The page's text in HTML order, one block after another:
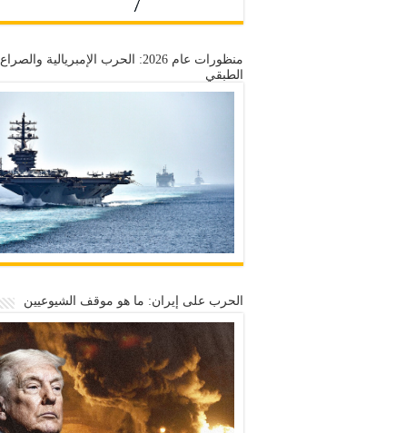
منظورات عام 2026: الحرب الإمبريالية والصراع
الطبقي
الحرب على إيران: ما هو موقف الشيوعيين